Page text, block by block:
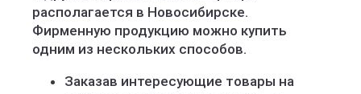
располагается в Новосибирске.
Фирменную продукцию можно купить
одним из нескольких способов.
Заказав интересующие товары на